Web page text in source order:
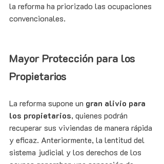
la reforma ha priorizado las ocupaciones
convencionales.
Mayor Protección para los
Propietarios
La reforma supone un gran alivio para
los propietarios, quienes podrán
recuperar sus viviendas de manera rápida
y eficaz. Anteriormente, la lentitud del
sistema judicial y los derechos de los